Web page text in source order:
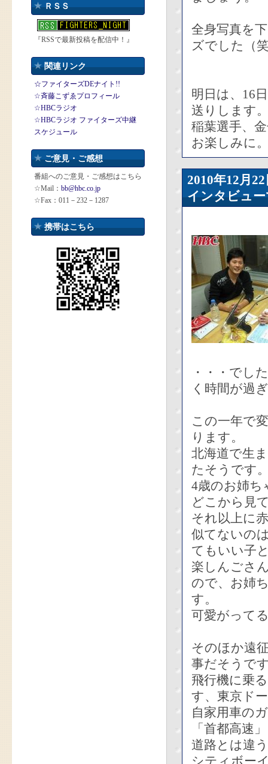
ＲＳＳ
『RSSで最新投稿を配信中！』
関連リンク
☆ファイターズDEナイト!!
☆斉藤こずゑプロフィール
☆HBCラジオ
☆HBCラジオ ファイターズ中継
スケジュール
ご意見・ご感想
番組へのご意見・ご感想はこちら
☆Mail： bb@hbc.co.jp
☆Fax：011－232－1287
携帯はこちら
全身写真を
ズでした（
明日は、16
送りします
稲葉選手、
お楽しみに
2010年12
インタビュ
・・・でし
く時間が過
この一年で
ります。
北海道で生
たそうです
4歳のお姉ち
どこから見
それ以上に
似てないの
てもいい子
楽しんごさ
ので、お姉
す。
可愛がって
そのほか遠
事だそうで
飛行機に乗
す、東京ド
自家用車の
「首都高速
道路とは違
シティボー